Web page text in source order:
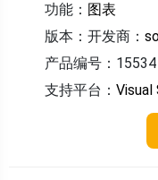
功能： 图表
版本： 开发商：
产品编号：15534
支持平台： Visual